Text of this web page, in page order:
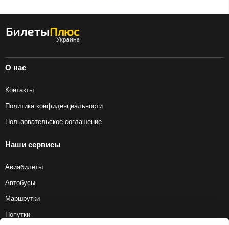
О нас
Контакты
Политика конфиденциальности
Пользовательское соглашение
Наши сервисы
Авиабилеты
Автобусы
Маршрутки
Попутки